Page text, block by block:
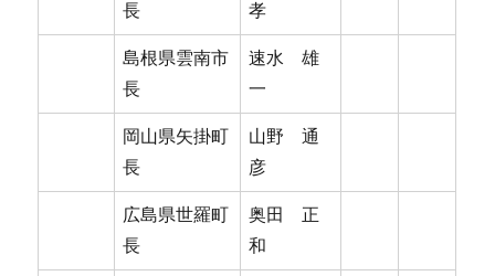
長
孝
島根県雲南市
長
速水 雄
一
岡山県矢掛町
長
山野 通
彦
広島県世羅町
長
奥田 正
和